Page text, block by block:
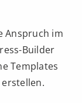
Anspruch im
Builder
Templates